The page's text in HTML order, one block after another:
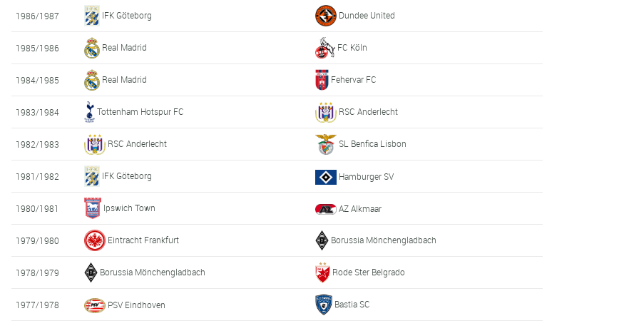
1986/1987 IFK Göteborg Dundee United
1985/1986 Real Madrid FC Köln
1984/1985 Real Madrid Fehervar FC
1983/1984 Tottenham Hotspur FC RSC Anderlecht
1982/1983 RSC Anderlecht SL Benfica Lisbon
1981/1982 IFK Göteborg Hamburger SV
1980/1981 Ipswich Town AZ Alkmaar
1979/1980 Eintracht Frankfurt Borussia Mönchengladbach
1978/1979 Borussia Mönchengladbach Rode Ster Belgrado
1977/1978 PSV Eindhoven Bastia SC